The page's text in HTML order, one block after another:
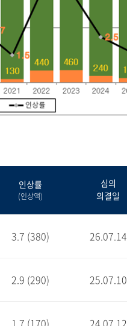
인상률
(인상액)
심의
의결일
3.7 (380) 26.07.14
2.9 (290) 25.07.10